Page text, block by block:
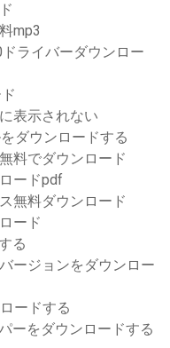
mp3
ライバーダウンロー
表示されない
ダウンロードする
料でダウンロード
ードpdf
無料ダウンロード
ード
る
ージョンをダウンロー
ードする
ーをダウンロードする